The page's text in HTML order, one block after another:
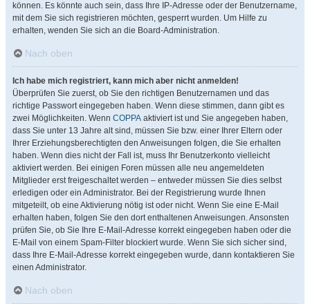
können. Es könnte auch sein, dass Ihre IP-Adresse oder der Benutzername,
mit dem Sie sich registrieren möchten, gesperrt wurden. Um Hilfe zu
erhalten, wenden Sie sich an die Board-Administration.
Nach oben
Ich habe mich registriert, kann mich aber nicht anmelden!
Überprüfen Sie zuerst, ob Sie den richtigen Benutzernamen und das
richtige Passwort eingegeben haben. Wenn diese stimmen, dann gibt es
zwei Möglichkeiten. Wenn COPPA aktiviert ist und Sie angegeben haben,
dass Sie unter 13 Jahre alt sind, müssen Sie bzw. einer Ihrer Eltern oder
Ihrer Erziehungsberechtigten den Anweisungen folgen, die Sie erhalten
haben. Wenn dies nicht der Fall ist, muss Ihr Benutzerkonto vielleicht
aktiviert werden. Bei einigen Foren müssen alle neu angemeldeten
Mitglieder erst freigeschaltet werden – entweder müssen Sie dies selbst
erledigen oder ein Administrator. Bei der Registrierung wurde Ihnen
mitgeteilt, ob eine Aktivierung nötig ist oder nicht. Wenn Sie eine E-Mail
erhalten haben, folgen Sie den dort enthaltenen Anweisungen. Ansonsten
prüfen Sie, ob Sie Ihre E-Mail-Adresse korrekt eingegeben haben oder die
E-Mail von einem Spam-Filter blockiert wurde. Wenn Sie sich sicher sind,
dass Ihre E-Mail-Adresse korrekt eingegeben wurde, dann kontaktieren Sie
einen Administrator.
Nach oben